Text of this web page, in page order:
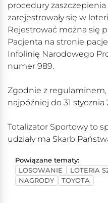
procedury zaszczepienia
zarejestrowały się w
Rejestrować można się
Pacjenta na stronie
Infolinię Narodowego
numer 989.
Zgodnie z
najpóźniej do 31 stycznia
Totalizator Sportowy to
udziały ma Skarb
Powiązane tematy:
LOSOWANIE
LOTERIA
NAGRODY
TOYOTA